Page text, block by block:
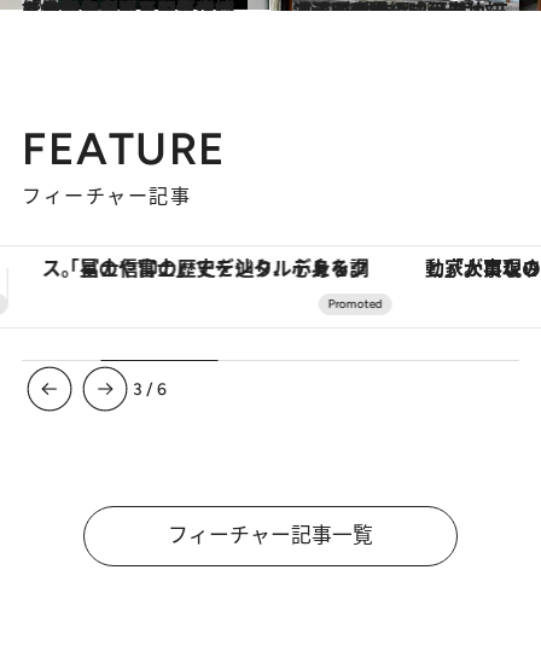
2025.3.24
「自分は保護された環境にいる気がした」新作『地図にない』開幕を控えた劇作家・玉田真也が能登半島を巡り、気づいたこと
カルチャー 2022.12.19
【玉田真也の成分表】 三浦透子が長編映画単独初主演 監督作品『そばかす』が公開
カルチャー
FEATURE
フィーチャー記事
「大事なのは地域の意識を変えること」。ロレックス賞受賞の自然保護活動家が実現させたナイジェリアの自然環境の復活
3 /6
フィーチャー記事一覧